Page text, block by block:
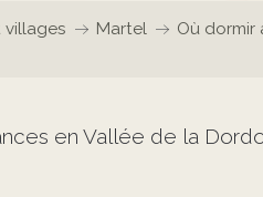
villages Martel Où dormir
en Vallée de la